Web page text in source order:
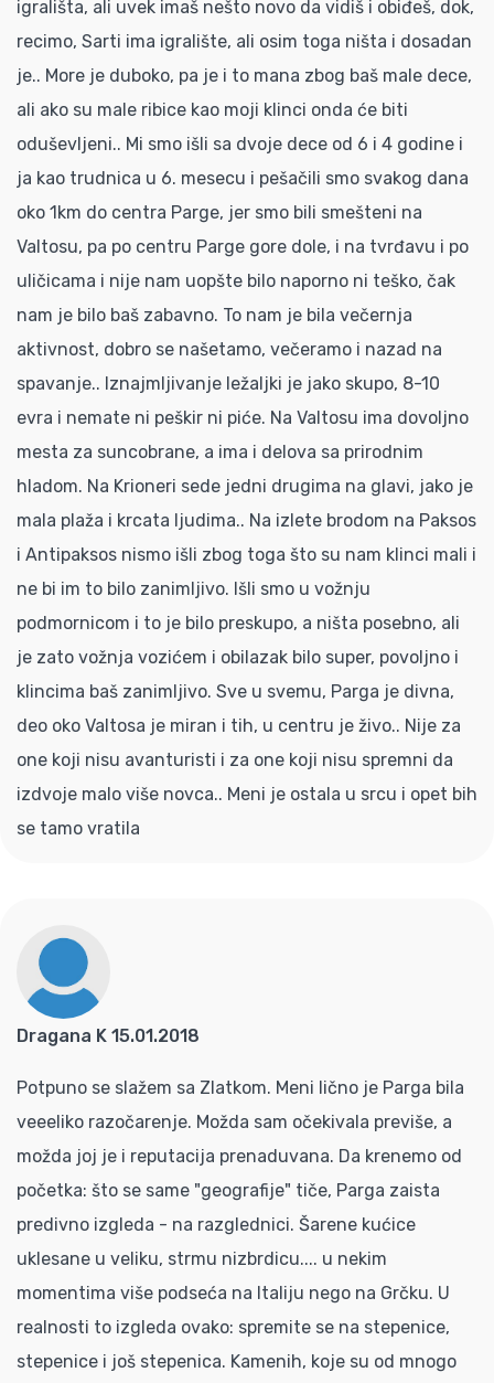
igrališta, ali uvek imaš nešto novo da vidiš i obiđeš, dok,
recimo, Sarti ima igralište, ali osim toga ništa i dosadan
je.. More je duboko, pa je i to mana zbog baš male dece,
ali ako su male ribice kao moji klinci onda će biti
oduševljeni.. Mi smo išli sa dvoje dece od 6 i 4 godine i
ja kao trudnica u 6. mesecu i pešačili smo svakog dana
oko 1km do centra Parge, jer smo bili smešteni na
Valtosu, pa po centru Parge gore dole, i na tvrđavu i po
uličicama i nije nam uopšte bilo naporno ni teško, čak
nam je bilo baš zabavno. To nam je bila večernja
aktivnost, dobro se našetamo, večeramo i nazad na
spavanje.. Iznajmljivanje ležaljki je jako skupo, 8-10
evra i nemate ni peškir ni piće. Na Valtosu ima dovoljno
mesta za suncobrane, a ima i delova sa prirodnim
hladom. Na Krioneri sede jedni drugima na glavi, jako je
mala plaža i krcata ljudima.. Na izlete brodom na Paksos
i Antipaksos nismo išli zbog toga što su nam klinci mali i
ne bi im to bilo zanimljivo. Išli smo u vožnju
podmornicom i to je bilo preskupo, a ništa posebno, ali
je zato vožnja vozićem i obilazak bilo super, povoljno i
klincima baš zanimljivo. Sve u svemu, Parga je divna,
deo oko Valtosa je miran i tih, u centru je živo.. Nije za
one koji nisu avanturisti i za one koji nisu spremni da
izdvoje malo više novca.. Meni je ostala u srcu i opet bih
se tamo vratila
Dragana K 15.01.2018
Potpuno se slažem sa Zlatkom. Meni lično je Parga bila
veeeliko razočarenje. Možda sam očekivala previše, a
možda joj je i reputacija prenaduvana. Da krenemo od
početka: što se same "geografije" tiče, Parga zaista
predivno izgleda - na razglednici. Šarene kućice
uklesane u veliku, strmu nizbrdicu.... u nekim
momentima više podseća na Italiju nego na Grčku. U
realnosti to izgleda ovako: spremite se na stepenice,
stepenice i još stepenica. Kamenih, koje su od mnogo